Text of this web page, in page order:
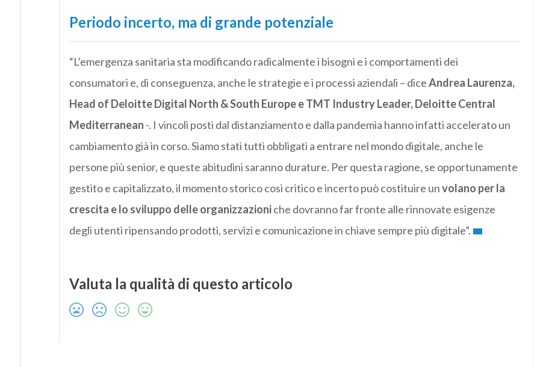
Periodo incerto, ma di grande potenziale
“L’emergenza sanitaria sta modificando radicalmente i bisogni e i comportamenti dei
consumatori e, di conseguenza, anche le strategie e i processi aziendali – diceAndrea Laurenza,
Head of Deloitte Digital North & South Europe e TMT Industry Leader, Deloitte Central
Mediterranean -. I vincoli posti dal distanziamento e dalla pandemia hanno infatti accelerato un
cambiamento già in corso. Siamo stati tutti obbligati a entrare nel mondo digitale, anche le
persone più senior, e queste abitudini saranno durature. Per questa ragione, se opportunamente
gestito e capitalizzato, il momento storico così critico e incerto può costituire unvolano per la
crescita e lo sviluppo delle organizzazioniche dovranno far fronte alle rinnovate esigenze
degli utenti ripensando prodotti, servizi e comunicazione in chiave sempre più digitale”.
Valuta la qualità di questo articolo